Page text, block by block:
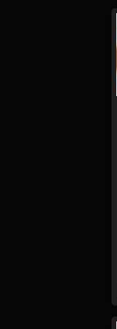
Saúde e
Viagem e